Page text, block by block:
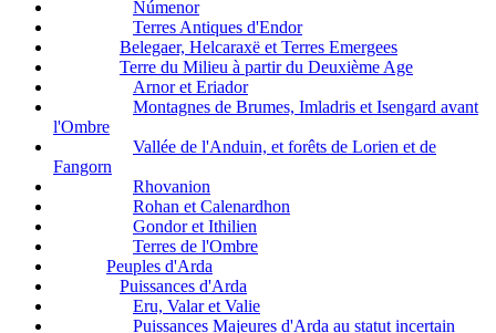
Númenor
Terres Antiques d'Endor
Belegaer, Helcaraxë et Terres Emergees
Terre du Milieu à partir du Deuxième Age
Arnor et Eriador
Montagnes de Brumes, Imladris et Isengard avant
l'Ombre
Vallée de l'Anduin, et forêts de Lorien et de
Fangorn
Rhovanion
Rohan et Calenardhon
Gondor et Ithilien
Terres de l'Ombre
Peuples d'Arda
Puissances d'Arda
Eru, Valar et Valie
Puissances Majeures d'Arda au statut incertain